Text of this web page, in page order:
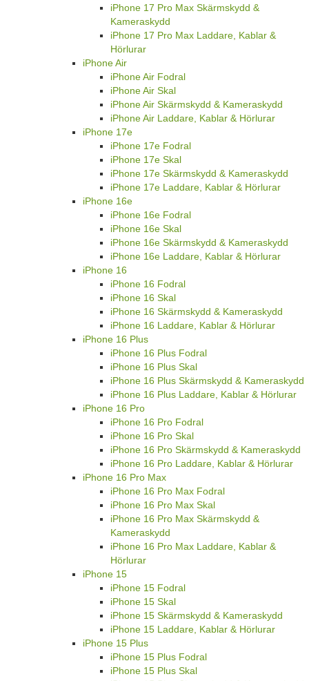
iPhone 17 Pro Max Skärmskydd &
Kameraskydd
iPhone 17 Pro Max Laddare, Kablar &
Hörlurar
iPhone Air
iPhone Air Fodral
iPhone Air Skal
iPhone Air Skärmskydd & Kameraskydd
iPhone Air Laddare, Kablar & Hörlurar
iPhone 17e
iPhone 17e Fodral
iPhone 17e Skal
iPhone 17e Skärmskydd & Kameraskydd
iPhone 17e Laddare, Kablar & Hörlurar
iPhone 16e
iPhone 16e Fodral
iPhone 16e Skal
iPhone 16e Skärmskydd & Kameraskydd
iPhone 16e Laddare, Kablar & Hörlurar
iPhone 16
iPhone 16 Fodral
iPhone 16 Skal
iPhone 16 Skärmskydd & Kameraskydd
iPhone 16 Laddare, Kablar & Hörlurar
iPhone 16 Plus
iPhone 16 Plus Fodral
iPhone 16 Plus Skal
iPhone 16 Plus Skärmskydd & Kameraskydd
iPhone 16 Plus Laddare, Kablar & Hörlurar
iPhone 16 Pro
iPhone 16 Pro Fodral
iPhone 16 Pro Skal
iPhone 16 Pro Skärmskydd & Kameraskydd
iPhone 16 Pro Laddare, Kablar & Hörlurar
iPhone 16 Pro Max
iPhone 16 Pro Max Fodral
iPhone 16 Pro Max Skal
iPhone 16 Pro Max Skärmskydd &
Kameraskydd
iPhone 16 Pro Max Laddare, Kablar &
Hörlurar
iPhone 15
iPhone 15 Fodral
iPhone 15 Skal
iPhone 15 Skärmskydd & Kameraskydd
iPhone 15 Laddare, Kablar & Hörlurar
iPhone 15 Plus
iPhone 15 Plus Fodral
iPhone 15 Plus Skal